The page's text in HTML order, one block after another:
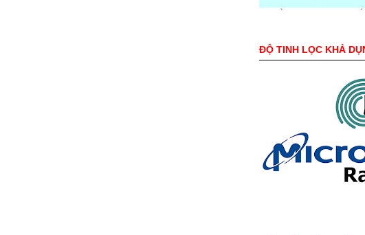
ĐỘ TINH LỌC KHẢ